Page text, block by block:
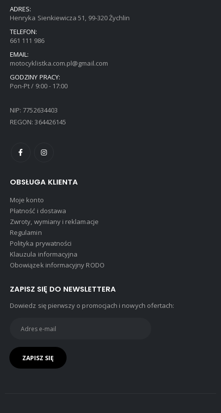
ADRES:
Henryka Sienkiewicza 51, 99-320 Żychlin
TELEFON:
661 111 986
EMAIL:
motocyklistka.com.pl@gmail.com
GODZINY PRACY:
Pon-Pt / 9:00 - 17:00
NIP: 7752634403
REGON: 364426145
OBSŁUGA KLIENTA
Moje konto
Płatność i dostawa
Zwroty, wymiany i reklamacje
Regulamin
Polityka prywatności
Klauzula informacyjna
Obowiązek informacyjny RODO
ZAPISZ SIĘ DO NEWSLETTERA
Dowiedz się pierwszy o promocjach i nowych ofertach: